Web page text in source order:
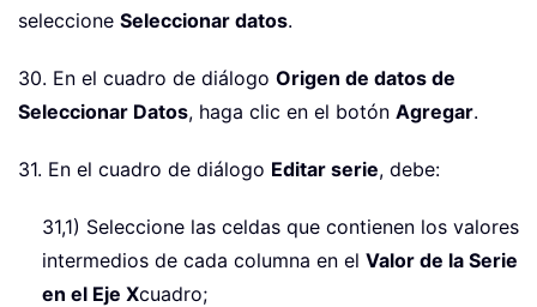
seleccione Seleccionar datos.
30. En el cuadro de diálogo Origen de datos de
Seleccionar Datos, haga clic en el botón Agregar.
31. En el cuadro de diálogo Editar serie, debe:
31,1) Seleccione las celdas que contienen los valores
intermedios de cada columna en el Valor de la Serie
en el Eje Xcuadro;